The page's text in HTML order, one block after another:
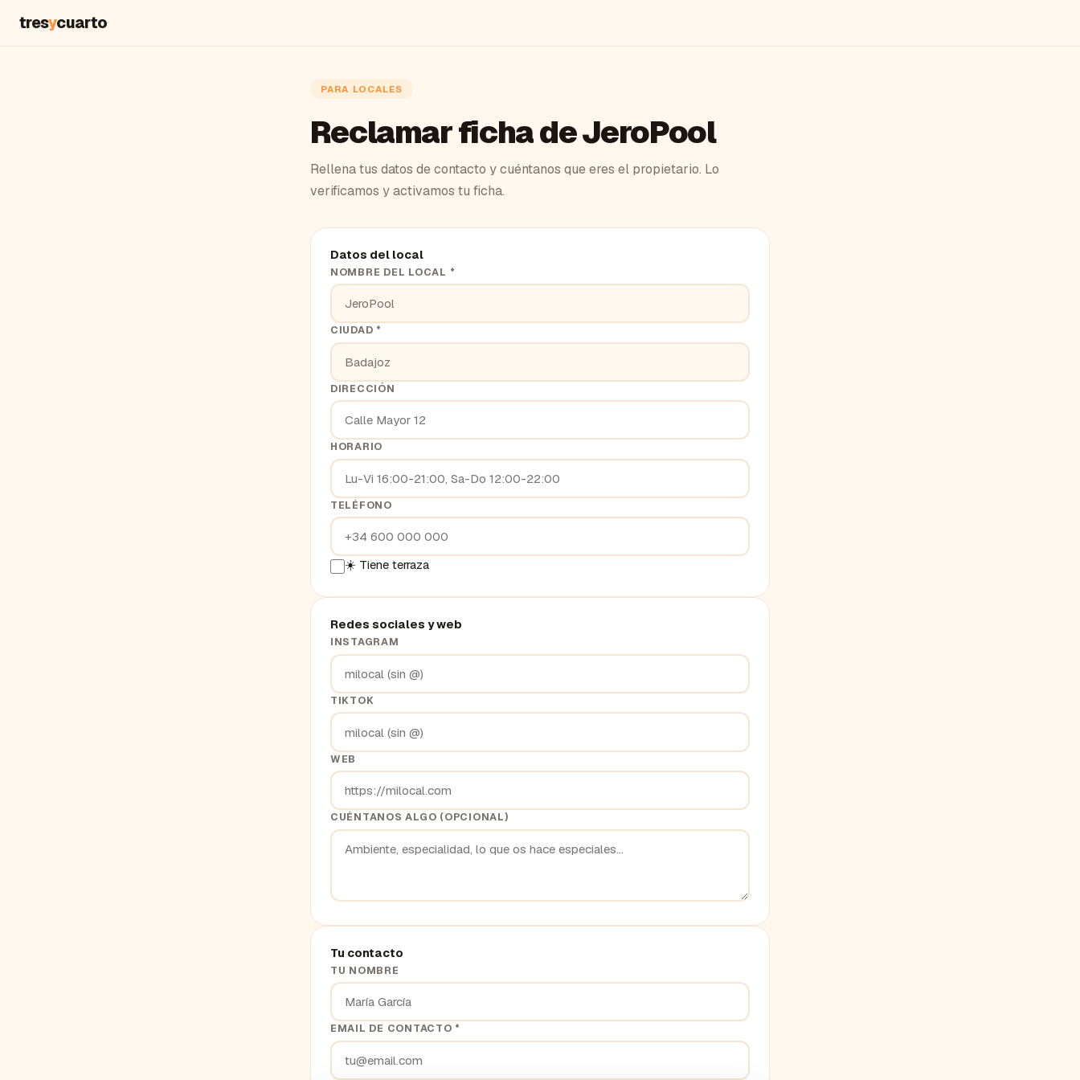
tresycuarto
PARA LOCALES
Reclamar ficha de JeroPool
Rellena tus datos de contacto y cuéntanos que eres el propietario. Lo
verificamos y activamos tu ficha.
Datos del local
NOMBRE DEL LOCAL *
CIUDAD *
DIRECCIÓN
HORARIO
TELÉFONO
☀️ Tiene terraza
Redes sociales y web
INSTAGRAM
TIKTOK
WEB
CUÉNTANOS ALGO (OPCIONAL)
Tu contacto
TU NOMBRE
EMAIL DE CONTACTO *